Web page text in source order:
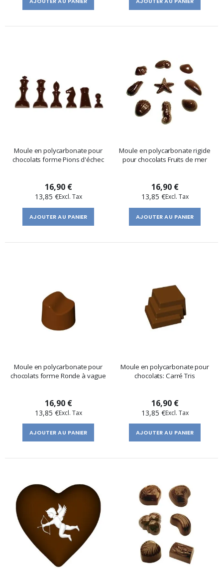
Moule en polycarbonate pour
chocolats forme Pions d'échec
16,90 €
13,85 €
AJOUTER AU PANIER
Moule en polycarbonate rigide
pour chocolats Fruits de mer
16,90 €
13,85 €
AJOUTER AU PANIER
Moule en polycarbonate pour
chocolats forme Ronde à vague
16,90 €
13,85 €
AJOUTER AU PANIER
Moule en polycarbonate pour
chocolats: Carré Tris
16,90 €
13,85 €
AJOUTER AU PANIER